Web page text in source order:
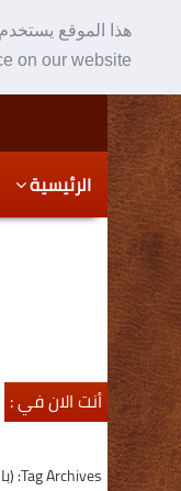
هذا الموقع
on our website
Skip
to
content
Skip
to
secondary
content
الرئيسية
أنت الان في :
Tag Archives: (بالطريقه